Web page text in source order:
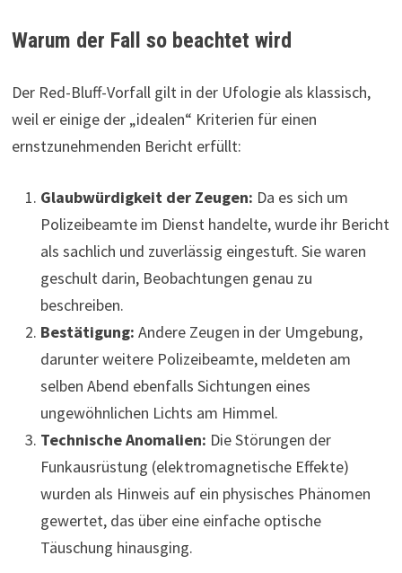
Warum der Fall so beachtet wird
Der Red-Bluff-Vorfall gilt in der Ufologie als klassisch,
weil er einige der „idealen“ Kriterien für einen
ernstzunehmenden Bericht erfüllt:
Glaubwürdigkeit der Zeugen: Da es sich um
Polizeibeamte im Dienst handelte, wurde ihr Bericht
als sachlich und zuverlässig eingestuft. Sie waren
geschult darin, Beobachtungen genau zu
beschreiben.
Bestätigung: Andere Zeugen in der Umgebung,
darunter weitere Polizeibeamte, meldeten am
selben Abend ebenfalls Sichtungen eines
ungewöhnlichen Lichts am Himmel.
Technische Anomalien: Die Störungen der
Funkausrüstung (elektromagnetische Effekte)
wurden als Hinweis auf ein physisches Phänomen
gewertet, das über eine einfache optische
Täuschung hinausging.